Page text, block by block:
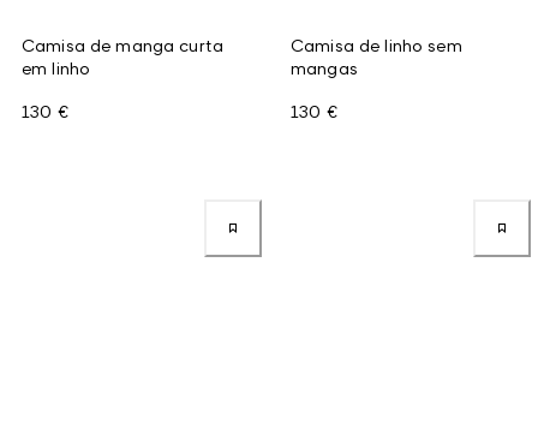
Camisa de manga curta
em linho
130 €
Camisa de linho sem
mangas
130 €